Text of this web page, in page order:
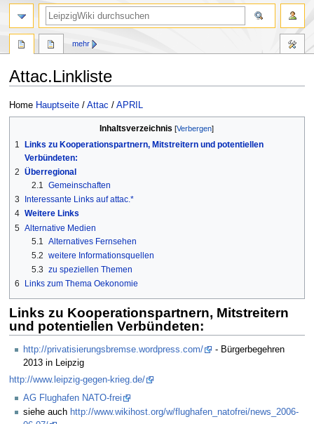
Attac.Linkliste
Zur
Navigation
Zur
Suche
Home Hauptseite/ Attac / APRIL
Inhaltsverzeichnis
1
Links zu Kooperationspartnern, Mitstreitern und potentiellen
Verbündeten:
2 Überregional
2.1 Gemeinschaften
3
Interessante Links auf attac.*
4 Weitere Links
5 Alternative Medien
5.1
Alternatives Fernsehen
5.2 weitere Informationsquellen
5.3 zu speziellen Themen
6
Links zum Thema Oekonomie
Links zu Kooperationspartnern, Mitstreitern
und potentiellen Verbündeten:
http://privatisierungsbremse.wordpress.com/
- Bürgerbegehren
2013 in Leipzig
http://www.leipzig-gegen-krieg.de/
AG Flughafen NATO-frei
siehe auch http://www.wikihost.org/w/flughafen_natofrei/news_2006-
mehr